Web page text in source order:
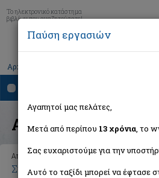
Το ηλεκτρονικό κατάστημα
βιβλίων που αναζητούσατε!
Αρχική
Αποτελέσματα
Αποτελέσματα αναζήτησης για:
Συγγραφέας: Lang Andrew (4
Παύση εργασιών
Αγαπητοί μας πελάτες,
Μετά από περίπου 13 χρόνια, το
Σας ευχαριστούμε για την
Αυτό το ταξίδι μπορεί να έφτασε